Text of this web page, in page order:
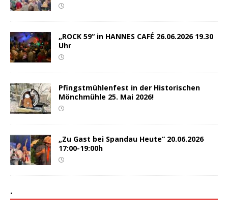
„ROCK 59“ in HANNES CAFÉ 26.06.2026 19.30
Uhr
Pfingstmühlenfest in der Historischen
Mönchmühle 25. Mai 2026!
„Zu Gast bei Spandau Heute“ 20.06.2026
17:00-19:00h
.